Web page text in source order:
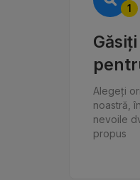
1
Alegeți
noastră,
nevoile
propus